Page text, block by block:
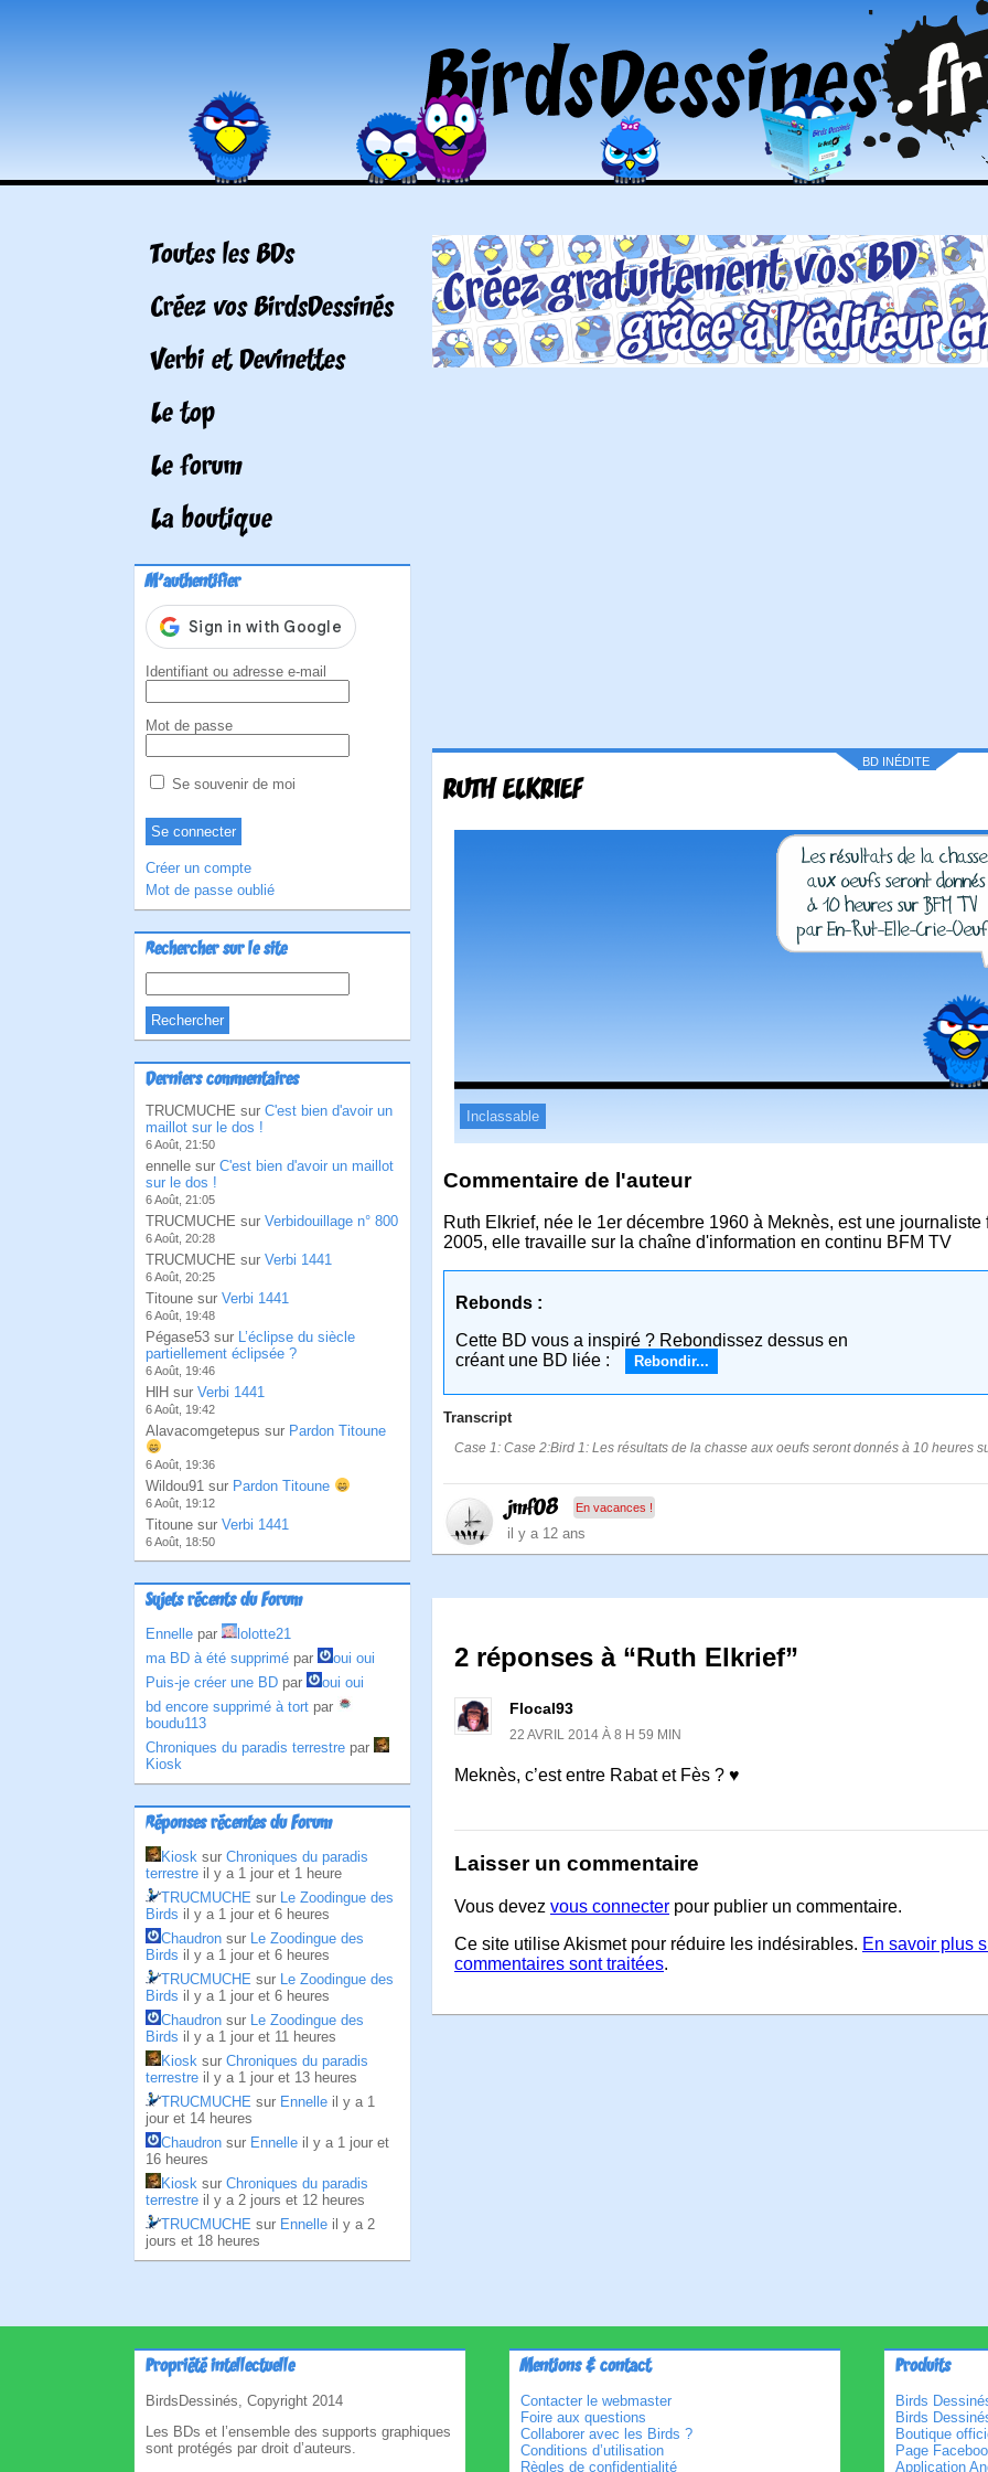
Toutes les BDs
Créez vos BirdsDessinés
Verbi et Devinettes
Le top
Le forum
La boutique
M'authentifier
Identifiant ou adresse e-mail
Mot de passe
Se souvenir de moi
Créer un compte
Mot de passe oublié
Rechercher sur le site
Derniers commentaires
TRUCMUCHE sur C'est bien d'avoir un
maillot sur le dos !
6 Août, 21:50
ennelle sur C'est bien d'avoir un maillot
sur le dos !
6 Août, 21:05
TRUCMUCHE sur Verbidouillage n° 800
6 Août, 20:28
TRUCMUCHE sur Verbi 1441
6 Août, 20:25
Titoune sur Verbi 1441
6 Août, 19:48
Pégase53 sur L’éclipse du siècle
partiellement éclipsée ?
6 Août, 19:46
HlH sur Verbi 1441
6 Août, 19:42
Alavacomgetepus sur Pardon Titoune
6 Août, 19:36
Wildou91 sur Pardon Titoune
6 Août, 19:12
Titoune sur Verbi 1441
6 Août, 18:50
Sujets récents du Forum
Ennelle par
lolotte21
ma BD à été supprimé par
oui oui
Puis-je créer une BD par
oui oui
bd encore supprimé à tort par
boudu113
Chroniques du paradis terrestre par
Kiosk
Réponses récentes du Forum
Kiosk sur Chroniques du paradis
terrestre il y a 1 jour et 1 heure
TRUCMUCHE sur Le Zoodingue des
Birds il y a 1 jour et 6 heures
Chaudron sur Le Zoodingue des
Birds il y a 1 jour et 6 heures
TRUCMUCHE sur Le Zoodingue des
Birds il y a 1 jour et 6 heures
Chaudron sur Le Zoodingue des
Birds il y a 1 jour et 11 heures
Kiosk sur Chroniques du paradis
terrestre il y a 1 jour et 13 heures
TRUCMUCHE sur Ennelle il y a 1
jour et 14 heures
Chaudron sur Ennelle il y a 1 jour et
16 heures
Kiosk sur Chroniques du paradis
terrestre il y a 2 jours et 12 heures
TRUCMUCHE sur Ennelle il y a 2
jours et 18 heures
BD INÉDITE
RUTH ELKRIEF
Inclassable
Commentaire de l'auteur
Ruth Elkrief, née le 1er décembre 1960 à Meknès, est une
2005, elle travaille sur la chaîne d'information en continu BFM TV
Rebonds :
Cette BD vous a inspiré ? Rebondissez dessus en
créant une BD liée :
Rebondir...
Transcript
Case 1: Case 2:Bird 1: Les résultats de la chasse aux oeufs seront donnés à 10 heures
jmf08 En vacances !
il y a 12 ans
2 réponses à “Ruth Elkrief”
Flocal93
22 AVRIL 2014 À 8 H 59 MIN
Meknès, c’est entre Rabat et Fès ? ♥
Laisser un commentaire
Vous devez vous connecter pour publier un commentaire.
Ce site utilise Akismet pour réduire les indésirables. En savoir plus
commentaires sont traitées.
Propriété intellectuelle
BirdsDessinés, Copyright 2014
Les BDs et l’ensemble des supports graphiques
sont protégés par droit d’auteurs.
Mentions & contact
Contacter le webmaster
Foire aux questions
Collaborer avec les Birds ?
Conditions d’utilisation
Règles de confidentialité
Produits
Birds
Birds
Boutique
Page
Application